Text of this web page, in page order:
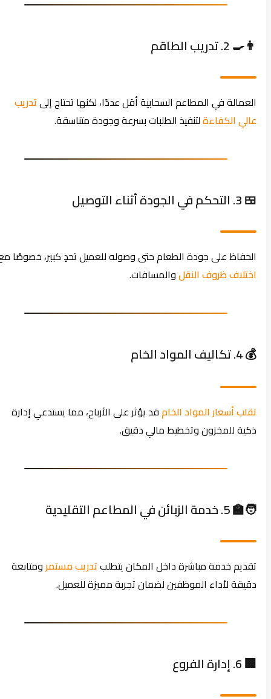
👨‍🍳 2. تدريب الطاقم
العمالة في المطاعم السحابية أقل عددًا، لكنها تحتاج إلىتدريب
عالي الكفاءةلتنفيذ الطلبات بسرعة وجودة متناسقة.
الحفاظ على جودة الطعام حتى وصوله للعميل تحدٍ كبير، خصوصًا مع
اختلاف ظروف النقلوالمسافات.
تقلب أسعار المواد الخامقد يؤثر على الأرباح، مما يستدعي إدارة
ذكية للمخزون وتخطيط مالي دقيق.
🧑‍🏫 5. خدمة الزبائن في المطاعم التقليدية
تقديم خدمة مباشرة داخل المكان يتطلبتدريب مستمرومتابعة
دقيقة لأداء الموظفين لضمان تجربة مميزة للعميل.